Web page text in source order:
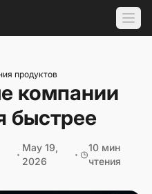
продуктов
компании
быстрее
May 19,
2026
10 мин
чтения